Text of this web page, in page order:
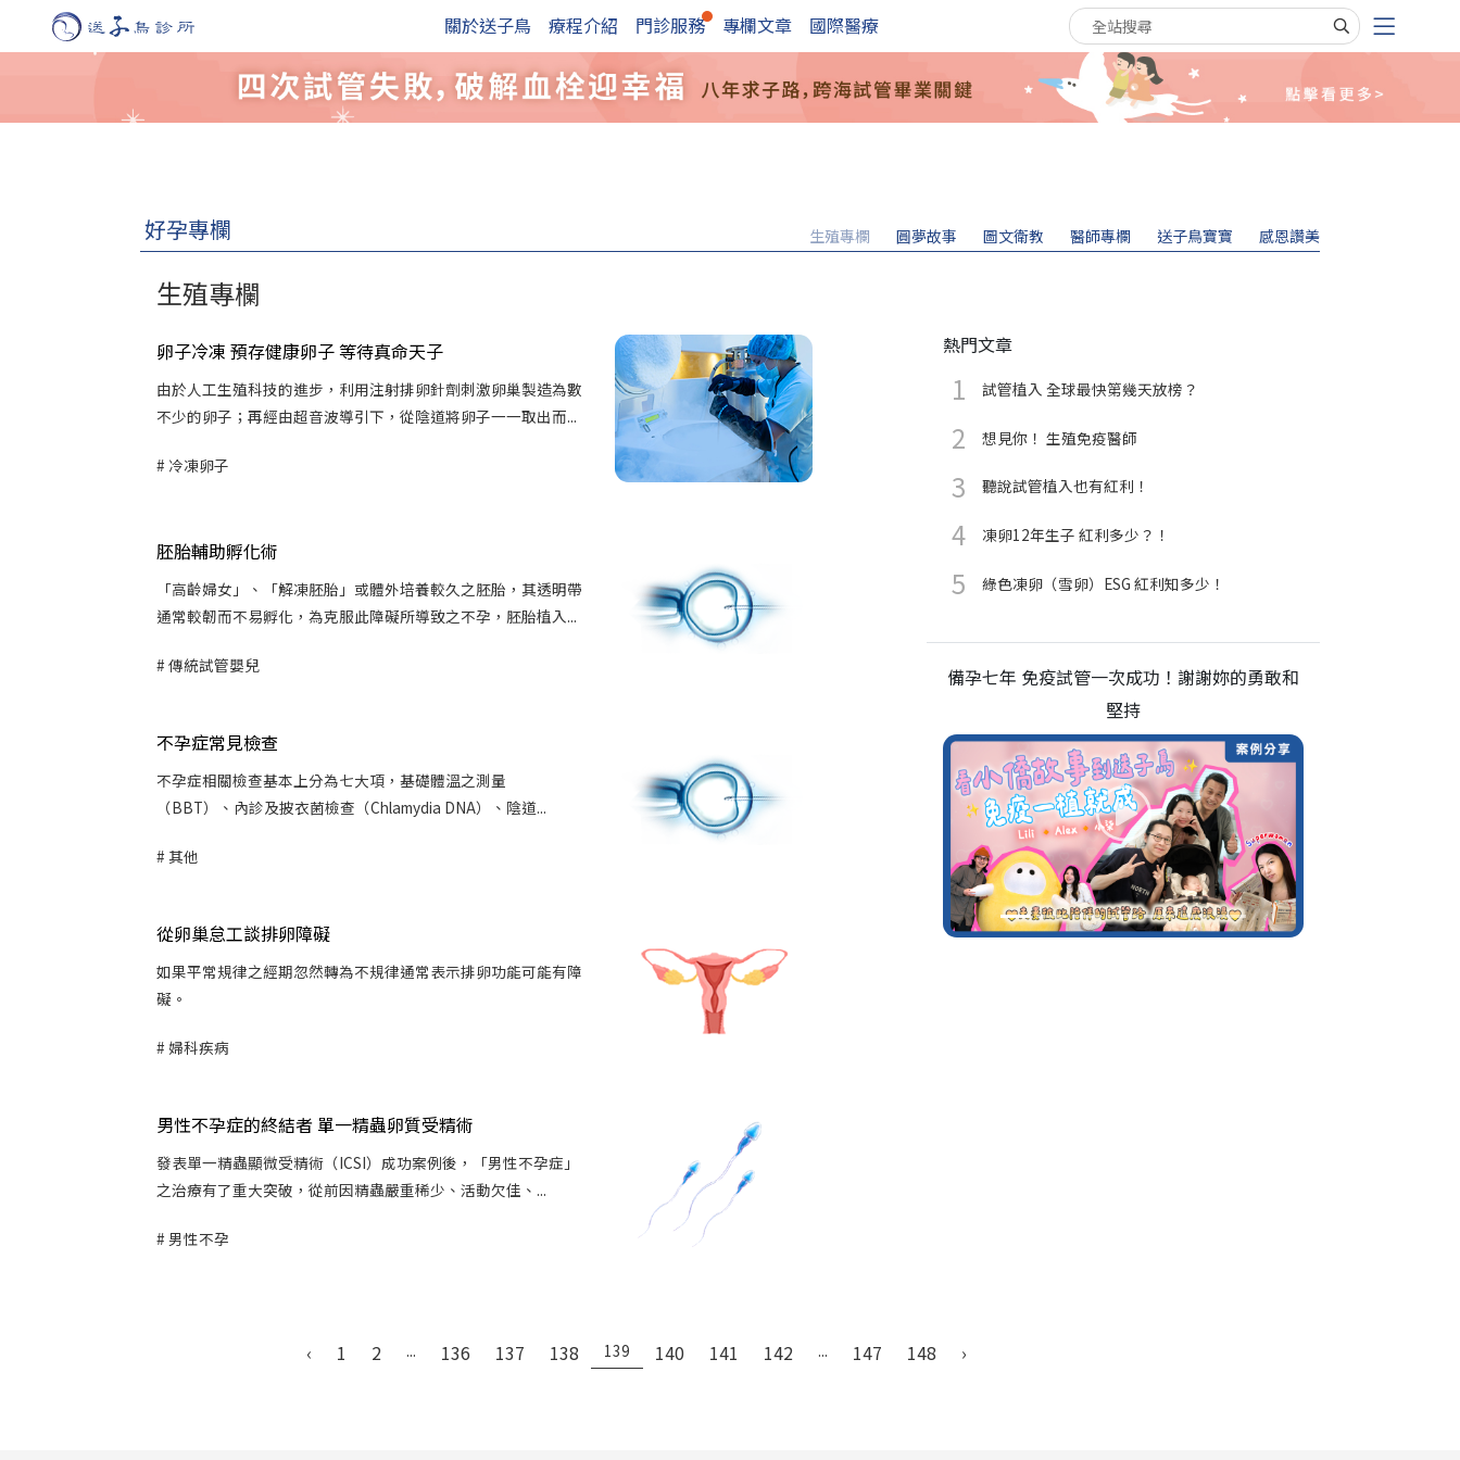
關於送子鳥 療程介紹 門診服務 專欄文章 國際醫療 搜尋關鍵字
好孕專欄 生殖專欄 圓夢故事 圖文衛教 醫師專欄 送子鳥寶寶 感恩讚美
生殖專欄
卵子冷凍 預存健康卵子 等待真命天子
由於人工生殖科技的進步，利用注射排卵針劑刺激卵巢製造為數
不少的卵子；再經由超音波導引下，從陰道將卵子一一取出而...
冷凍卵子
胚胎輔助孵化術
「高齡婦女」、「解凍胚胎」或體外培養較久之胚胎，其透明帶
通常較韌而不易孵化，為克服此障礙所導致之不孕，胚胎植入...
傳統試管嬰兒
不孕症常見檢查
不孕症相關檢查基本上分為七大項，基礎體溫之測量
（BBT）、內診及披衣菌檢查（Chlamydia DNA）、陰道...
其他
從卵巢怠工談排卵障礙
如果平常規律之經期忽然轉為不規律通常表示排卵功能可能有障
礙。
婦科疾病
男性不孕症的終結者 單一精蟲卵質受精術
發表單一精蟲顯微受精術（ICSI）成功案例後，「男性不孕症」
之治療有了重大突破，從前因精蟲嚴重稀少、活動欠佳、...
男性不孕
‹ 1 2 ... 136 137 138 139 140 141 142 ... 147 148 ›
熱門文章
試管植入 全球最快第幾天放榜？
想見你！ 生殖免疫醫師
聽說試管植入也有紅利！
凍卵12年生子 紅利多少？！
綠色凍卵（雪卵）ESG 紅利知多少！
備孕七年 免疫試管一次成功！謝謝妳的勇敢和
堅持